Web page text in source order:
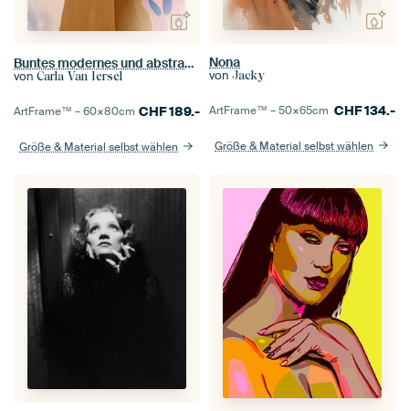
Buntes modernes und abstraktes Porträt
von Carla Van Iersel
ArtFrame™ –60×80cm CHF189.-
Größe & Material selbst wählen
Nona
von Jacky
ArtFrame™ –50×65cm CHF134.-
Größe & Material selbst wählen